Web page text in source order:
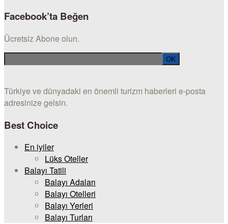
Facebook’ta Beğen
Ücretsiz Abone olun.
Türkiye ve dünyadaki en önemli turizm haberleri e-posta
adresinize gelsin.
Best Choice
En iyiler
Lüks Oteller
Balayı Tatili
Balayı Adaları
Balayı Otelleri
Balayı Yerleri
Balayı Turları